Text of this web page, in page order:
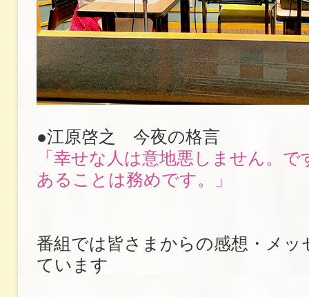
●江原啓之 今夜の格言
「幸せな人は意地悪しません。
あることは務めです。」
番組では皆さまからの感想・メッ
ています